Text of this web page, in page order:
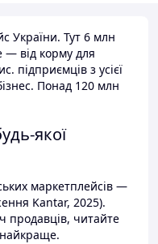
України. Тут 6 млн
— від корму для
підприємців з усієї
Понад 120 млн
якої
маркетплейсів —
Kantar, 2025).
продавців, читайте
найкраще.